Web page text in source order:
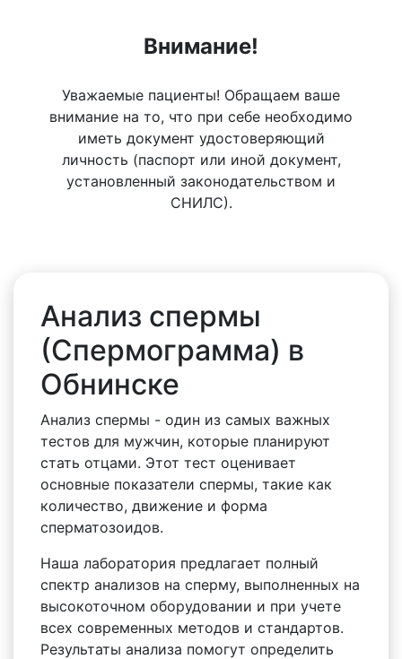
Внимание!
Уважаемые пациенты! Обращаем ваше
внимание на то, что при себе необходимо
иметь документ удостоверяющий
личность (паспорт или иной документ,
установленный законодательством и
СНИЛС).
Анализ спермы
(Спермограмма) в
Обнинске
Анализ спермы - один из самых важных
тестов для мужчин, которые планируют
стать отцами. Этот тест оценивает
основные показатели спермы, такие как
количество, движение и форма
сперматозоидов.
Наша лаборатория предлагает полный
спектр анализов на сперму, выполненных на
высокоточном оборудовании и при учете
всех современных методов и стандартов.
Результаты анализа помогут определить